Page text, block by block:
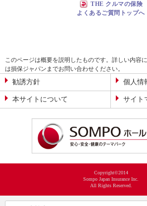
THE クルマの保険
よくあるご質問トップへ
このページは概要を説明したものです。詳しい内容
は損保ジャパンまでお問い合わせください。
勧誘方針 個人情
本サイトについて サイト
Copyright©2014
Sompo Japan Insurance Inc.
All Rights Reserved.